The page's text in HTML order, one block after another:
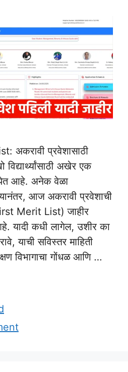
अकरावी प्रवेशासाठी
अखेर एक
येत आहे. अनेक वेळा
आज अकरावी प्रवेशाची
Merit List) जाहीर
यादी कधी लागेल, उशीर का
याची सविस्तर माहिती
विभागाचा गोंधळ आणि …